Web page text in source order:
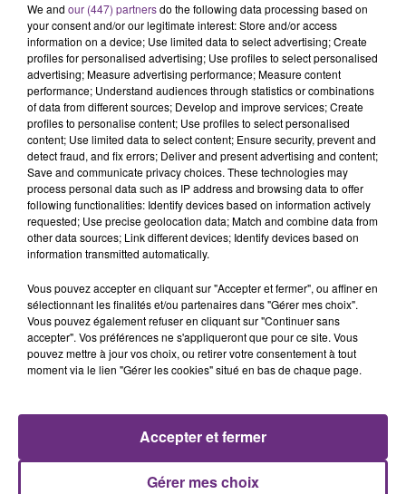
L'INSPECTION DU TRAVAIL RAPPELLE À
L'ORDRE SUR LES CONDITIONS DE...
Alors que les dates de début des vendange 2026
s'est avéré être plus précoce que prévu,
l'inspection du Travail en profite pour rappeler
les conditions de...
TITRES DIFFUSÉS
3h56
3h56
Talk To You
3h54
3h54
3h47
3h47
We and our (447) partnersdo the following data processing based on
your consent and/or our legitimate interest: Store and/or access
information on a device; Use limited data to select advertising; Create
profiles for personalised advertising; Use profiles to select personalised
advertising; Measure advertising performance; Measure content
performance; Understand audiences through statistics or combinations
of data from different sources; Develop and improve services; Create
profiles to personalise content; Use profiles to select personalised
content; Use limited data to select content; Ensure security, prevent and
detect fraud, and fix errors; Deliver and present advertising and content;
Save and communicate privacy choices. These technologies may
process personal data such as IP address and browsing data to offer
following functionalities: Identify devices based on information actively
requested; Use precise geolocation data; Match and combine data from
other data sources; Link different devices; Identify devices based on
information transmitted automatically.
Vous pouvez accepter en cliquant sur "Accepter et fermer", ou affiner en
sélectionnant les finalités et/ou partenaires dans "Gérer mes choix".
Vous pouvez également refuser en cliquant sur "Continuer sans
accepter". Vos préférences ne s'appliqueront que pour ce site. Vous
pouvez mettre à jour vos choix, ou retirer votre consentement à tout
moment via le lien "Gérer les cookies" situé en bas de chaque page.
Gérer mes choix
Accepter et fermer